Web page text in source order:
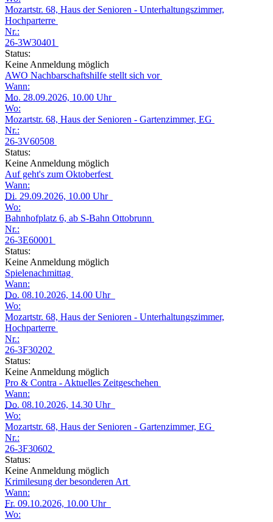
Mozartstr. 68, Haus der Senioren - Unterhaltungszimmer,
Hochparterre
Nr.:
26-3W30401
Status:
Keine Anmeldung möglich
AWO Nachbarschaftshilfe stellt sich vor
Wann:
Mo. 28.09.2026, 10.00 Uhr
Wo:
Mozartstr. 68, Haus der Senioren - Gartenzimmer, EG
Nr.:
26-3V60508
Status:
Keine Anmeldung möglich
Auf geht's zum Oktoberfest
Wann:
Di. 29.09.2026, 10.00 Uhr
Wo:
Bahnhofplatz 6, ab S-Bahn Ottobrunn
Nr.:
26-3E60001
Status:
Keine Anmeldung möglich
Spielenachmittag
Wann:
Do. 08.10.2026, 14.00 Uhr
Wo:
Mozartstr. 68, Haus der Senioren - Unterhaltungszimmer,
Hochparterre
Nr.:
26-3F30202
Status:
Keine Anmeldung möglich
Pro & Contra - Aktuelles Zeitgeschehen
Wann:
Do. 08.10.2026, 14.30 Uhr
Wo:
Mozartstr. 68, Haus der Senioren - Gartenzimmer, EG
Nr.:
26-3F30602
Status:
Keine Anmeldung möglich
Krimilesung der besonderen Art
Wann:
Fr. 09.10.2026, 10.00 Uhr
Wo: